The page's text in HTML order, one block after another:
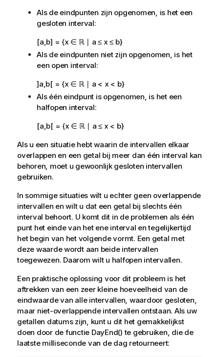
Als de eindpunten zijn opgenomen, is het een
gesloten interval:
[a,b] = {x ∈ ℝ ∣ a ≤ x ≤ b}
Als de eindpunten niet zijn opgenomen, is het
een open interval:
]a,b[ = {x ∈ ℝ ∣ a < x < b}
Als één eindpunt is opgenomen, is het een
halfopen interval:
[a,b[ = {x ∈ ℝ ∣ a ≤ x < b}
Als u een situatie hebt waarin de intervallen elkaar
overlappen en een getal bij meer dan één interval kan
behoren, moet u gewoonlijk gesloten intervallen
gebruiken.
In sommige situaties wilt u echter geen overlappende
intervallen en wilt u dat een getal bij slechts één
interval behoort. U komt dit in de problemen als één
punt het einde van het ene interval en tegelijkertijd
het begin van het volgende vormt. Een getal met
deze waarde wordt aan beide intervallen
toegewezen. Daarom wilt u halfopen intervallen.
Een praktische oplossing voor dit probleem is het
aftrekken van een zeer kleine hoeveelheid van de
eindwaarde van alle intervallen, waardoor gesloten,
maar niet-overlappende intervallen ontstaan. Als uw
getallen datums zijn, kunt u dit het gemakkelijkst
doen door de functie DayEnd() te gebruiken, die de
laatste milliseconde van de dag retourneert: